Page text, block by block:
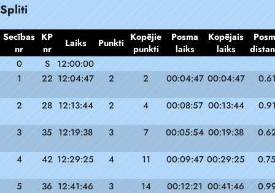
Spliti
Secības
nr
KP
nr
Laiks Punkti Kopējie
punkti
Posma
laiks
Kopējais
laiks
0
S
12:00:00
1
22 12:04:47 2 2 00:04:47 00:04:47
2 28 12:13:44 2 4 00:08:57 00:13:44
3 35 12:19:38 3 7 00:05:54 00:19:38
4 42 12:29:25 4 11 00:09:47 00:29:25
5 36 12:41:46 3 14 00:12:21 00:41:46